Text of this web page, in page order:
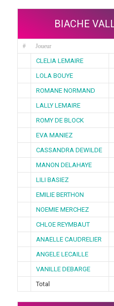
BIACHE
# Joueur
CLELIA LEMAIRE
LOLA BOUYE
ROMANE NORMAND
LALLY LEMAIRE
ROMY DE BLOCK
EVA MANIEZ
CASSANDRA DEWILDE
MANON DELAHAYE
LILI BASIEZ
EMILIE BERTHON
NOEMIE MERCHEZ
CHLOE REYMBAUT
ANAELLE CAUDRELIER
ANGELE LECAILLE
VANILLE DEBARGE
Total